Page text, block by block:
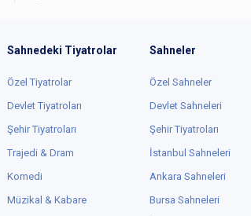
Sahnedeki Tiyatrolar
Özel Tiyatrolar
Devlet Tiyatroları
Şehir Tiyatroları
Trajedi & Dram
Komedi
Müzikal & Kabare
Sahneler
Özel Sahneler
Devlet Sahneleri
Şehir Tiyatroları
İstanbul Sahneleri
Ankara Sahneleri
Bursa Sahneleri